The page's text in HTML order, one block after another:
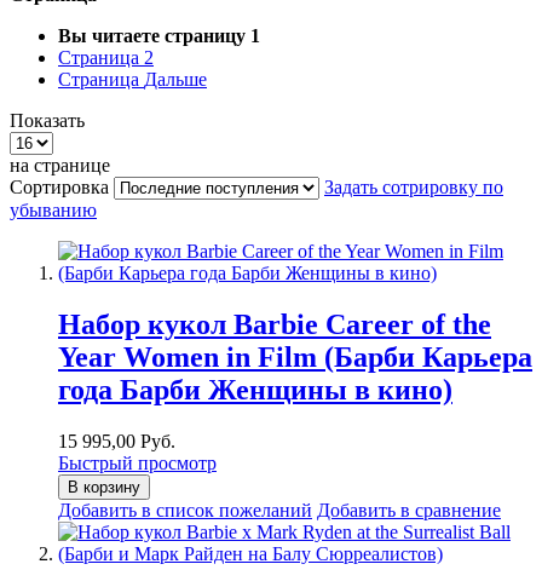
Вы читаете страницу 1
Страница 2
Страница Дальше
Показать
на странице
Сортировка
Задать сотрировку по
убыванию
Набор кукол Barbie Career of the
Year Women in Film (Барби Карьера
года Барби Женщины в кино)
15 995,00 Руб.
Быстрый просмотр
В корзину
Добавить в список пожеланий Добавить в сравнение